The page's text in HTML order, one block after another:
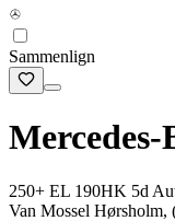
Sammenlign
Mercedes-
250+ EL 190HK 5d
Van Mossel Hørsholm,